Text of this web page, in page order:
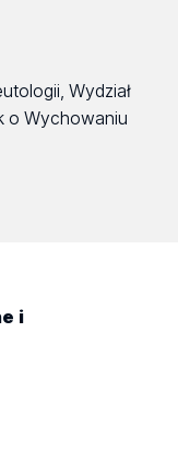
Wydział
o Wychowaniu
i